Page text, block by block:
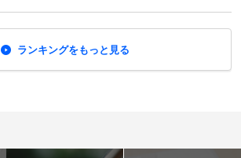
ランキングをもっと見る